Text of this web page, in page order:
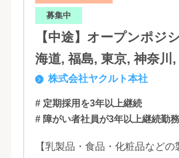
募集中
【中途】オープンポジシ
海道, 福島, 東京, 神奈川,
岡, 大阪, 兵庫, 福岡, 佐賀
株式会社ヤクルト本社
# 定期採用を3年以上継続
# 障がい者社員が3年以上継続勤
【乳製品・食品・化粧品などの